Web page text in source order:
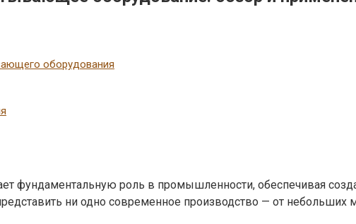
оборудования
фундаментальную роль в промышленности, обеспечивая
ни одно современное производство — от